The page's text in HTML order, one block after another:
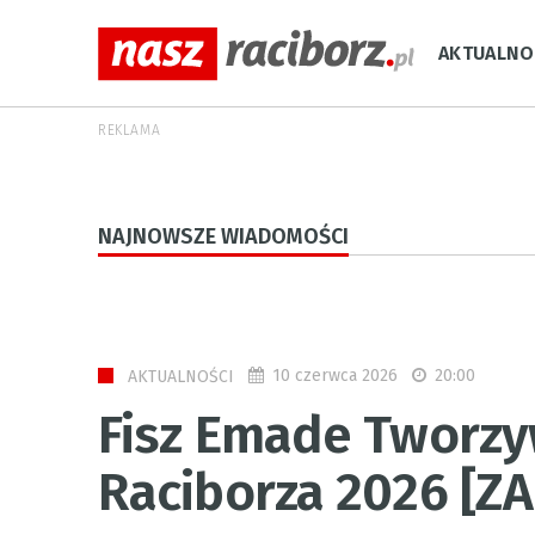
REKLAMA
NAJNOWSZE WIADOMOŚCI
AKTUALNOŚCI 10 czerwca 2026 20:00
Fisz Emade
Raciborza 2026